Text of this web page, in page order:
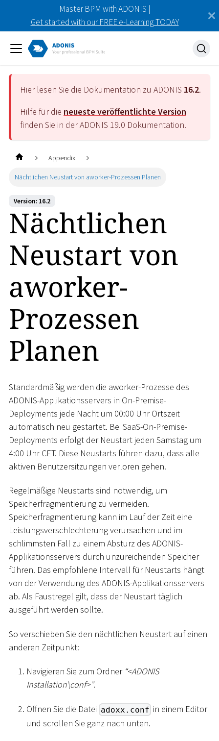
Master BPM with ADONIS |
Get started with our FREE e-Learning TODAY
Hier lesen Sie die Dokumentation zu ADONIS 16.2.
Hilfe für die neueste veröffentlichte Version
finden Sie in der ADONIS 19.0 Dokumentation.
Appendix
Nächtlichen Neustart von aworker-Prozessen Planen
Version: 16.2
Nächtlichen
Neustart von
aworker-
Prozessen
Planen
Standardmäßig werden die aworker-Prozesse des
ADONIS-Applikationsservers in On-Premise-
Deployments jede Nacht um 00:00 Uhr Ortszeit
automatisch neu gestartet. Bei SaaS-On-Premise-
Deployments erfolgt der Neustart jeden Samstag um
4:00 Uhr CET. Diese Neustarts führen dazu, dass alle
aktiven Benutzersitzungen verloren gehen.
Regelmäßige Neustarts sind notwendig, um
Speicherfragmentierung zu vermeiden.
Speicherfragmentierung kann im Lauf der Zeit eine
Leistungsverschlechterung verursachen und im
schlimmsten Fall zu einem Absturz des ADONIS-
Applikationsservers durch unzureichenden Speicher
führen. Das empfohlene Intervall für Neustarts hängt
von der Verwendung des ADONIS-Applikationsservers
ab. Als Faustregel gilt, dass der Neustart täglich
ausgeführt werden sollte.
So verschieben Sie den nächtlichen Neustart auf einen
anderen Zeitpunkt:
Navigieren Sie zum Ordner “<ADONIS
Installation\conf>”.
Öffnen Sie die Datei adoxx.conf in einem Editor
und scrollen Sie ganz nach unten.